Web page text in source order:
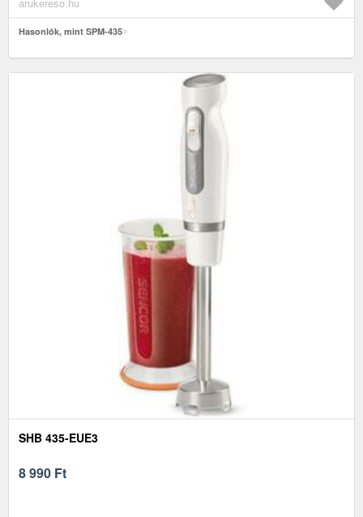
Hasonlók, mint SPM-435
SHB 435-EUE3
8 990 Ft